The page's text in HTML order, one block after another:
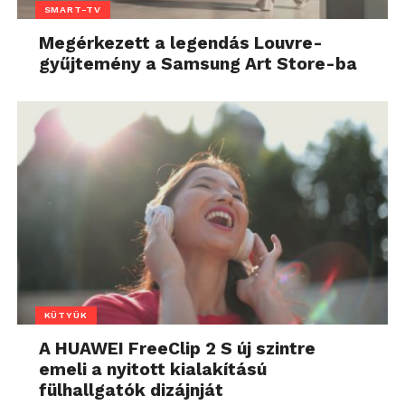
SMART-TV
Megérkezett a legendás Louvre-
gyűjtemény a Samsung Art Store-ba
KÜTYÜK
A HUAWEI FreeClip 2 S új szintre
emeli a nyitott kialakítású
fülhallgatók dizájnját